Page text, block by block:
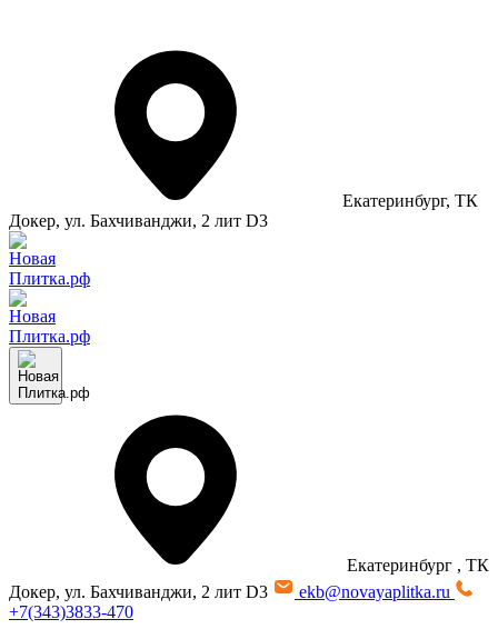
Екатеринбург, ТК
Докер, ул. Бахчиванджи, 2 лит D3
Екатеринбург , ТК
Докер, ул. Бахчиванджи, 2 лит D3
ekb@novayaplitka.ru
+7(343)3833-470